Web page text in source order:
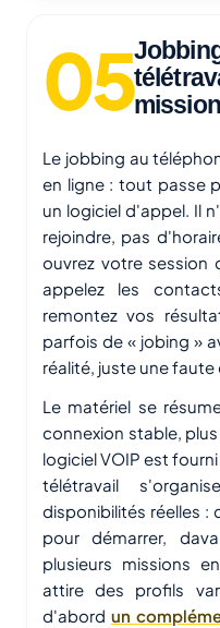
Le jobbing au
en ligne : tout passe
un logiciel d'appel. Il
rejoindre, pas
ouvrez votre session
appelez les
remontez vos
parfois de « jobing »
réalité, juste une
Le matériel se
connexion stable,
logiciel VOIP est
télétravail
disponibilités réelles :
pour démarrer,
plusieurs missions
attire des profils
d'abordun